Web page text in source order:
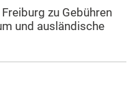
zu Gebühren
und ausländische